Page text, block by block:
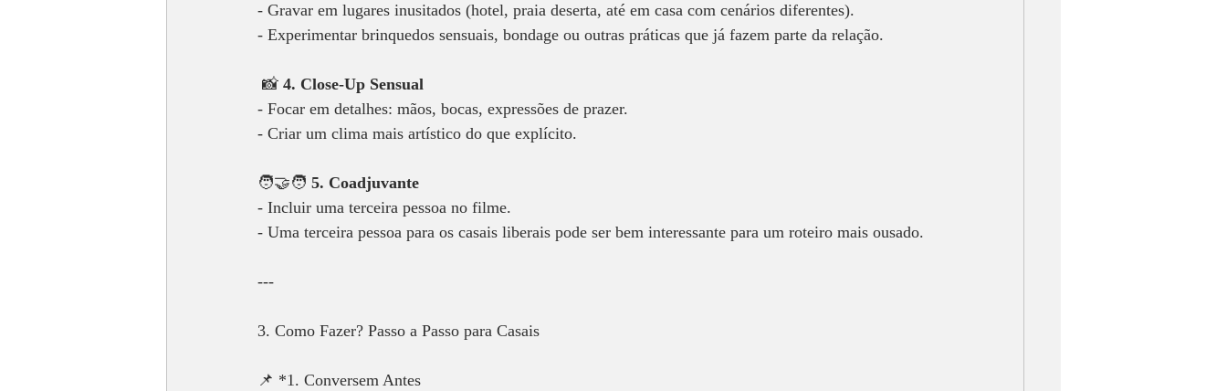
- Gravar em lugares inusitados (hotel, praia deserta, até em casa com cenários diferentes).
- Experimentar brinquedos sensuais, bondage ou outras práticas que já fazem parte da relação.
📸 4. Close-Up Sensual
- Focar em detalhes: mãos, bocas, expressões de prazer.
- Criar um clima mais artístico do que explícito.
🧑‍🤝‍🧑 5. Coadjuvante
- Incluir uma terceira pessoa no filme.
- Uma terceira pessoa para os casais liberais pode ser bem interessante para um roteiro mais ousado.
---
3. Como Fazer? Passo a Passo para Casais
📌 *1. Conversem Antes